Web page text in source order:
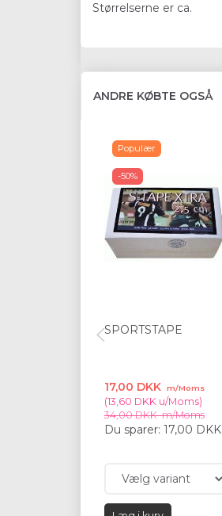
Størrelserne er ca.
ANDRE KØBTE OGSÅ
Populær
-50%
SPORTSTAPE
17,00 DKK m/Moms
(13,60 DKK u/Moms)
34,00 DKKm/Moms
Du sparer: 17,00 DKK